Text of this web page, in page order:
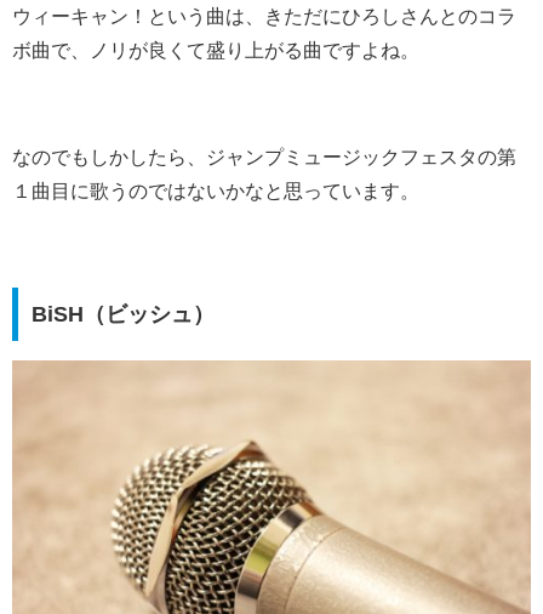
ウィーキャン！という曲は、きただにひろしさんとのコラ
ボ曲で、ノリが良くて盛り上がる曲ですよね。
なのでもしかしたら、ジャンプミュージックフェスタの第
１曲目に歌うのではないかなと思っています。
BiSH（ビッシュ）